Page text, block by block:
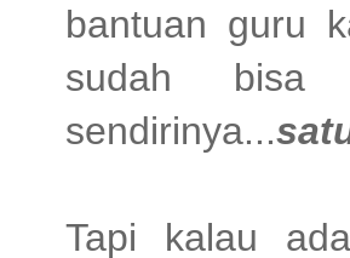
bantuan guru
sudah bisa
sendirinya...
Tapi kalau